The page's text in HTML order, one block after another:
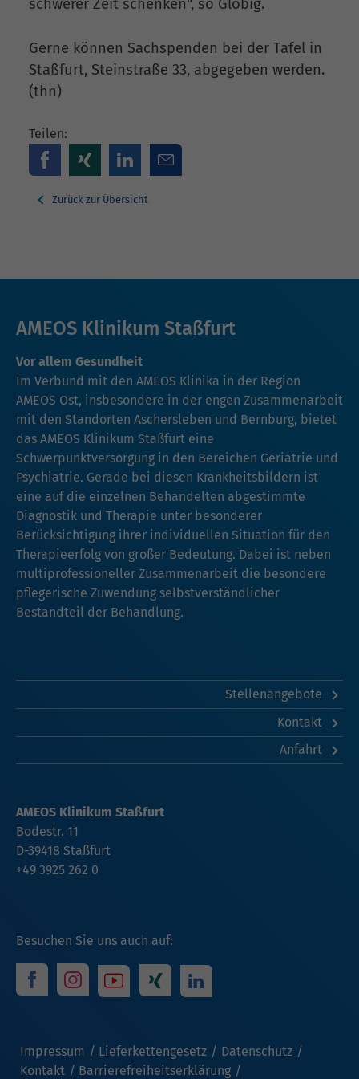
schwerer Zeit schenken", so Globig.
Gerne können Sachspenden bei der Tafel in
Staßfurt, Steinstraße 33, abgegeben werden.
(thn)
Teilen:
Zurück zur Übersicht
AMEOS Klinikum Staßfurt
Vor allem Gesundheit
Im Verbund mit den AMEOS Klinika in der Region
AMEOS Ost, insbesondere in der engen Zusammenarbeit
mit den Standorten Aschersleben und Bernburg, bietet
das AMEOS Klinikum Staßfurt eine
Schwerpunktversorgung in den Bereichen Geriatrie und
Psychiatrie. Gerade bei diesen Krankheitsbildern ist
eine auf die einzelnen Behandelten abgestimmte
Diagnostik und Therapie unter besonderer
Berücksichtigung ihrer individuellen Situation für den
Therapieerfolg von großer Bedeutung. Dabei ist neben
multiprofessioneller Zusammenarbeit die besondere
pflegerische Zuwendung selbstverständlicher
Bestandteil der Behandlung.
Stellenangebote
Kontakt
Anfahrt
Besuchen Sie uns auch auf:
Impressum Lieferkettengesetz
Datenschutz
Kontakt
Barrierefreiheitserklärung
AMEOS Klinikum Staßfurt
Bodestr. 11
D-39418 Staßfurt
+49 3925 262 0